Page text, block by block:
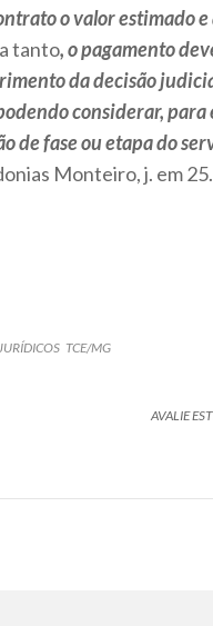
o valor estimado
tanto, o pagamento
da decisão
considerar, para
de fase ou etapa do
Monteiro, j. em
TCE/MG
AVALIE